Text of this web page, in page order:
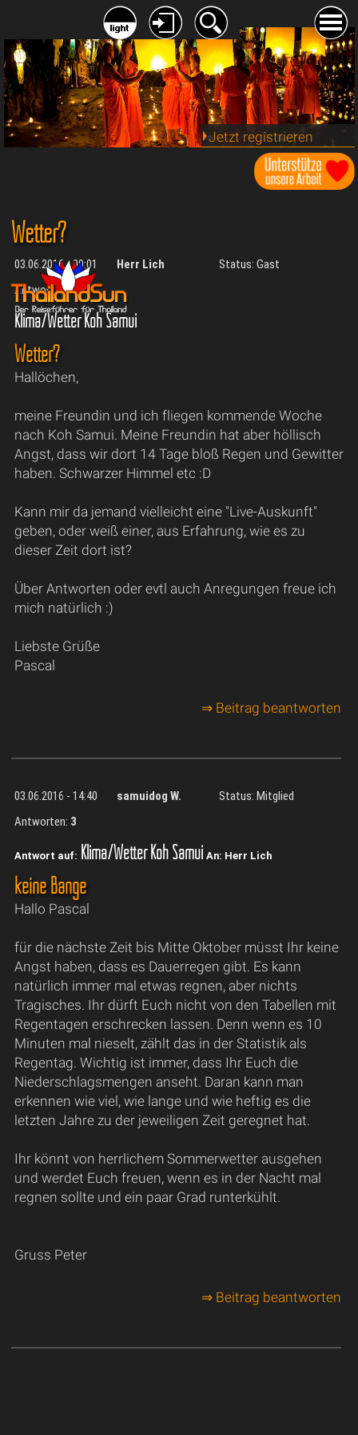
Jetzt registrieren
Wetter?
03.06.2016 - 09:01 Herr Lich
Status: Gast
Antworten:3
Klima/Wetter Koh Samui
Wetter?
Hallöchen,
meine Freundin und ich fliegen kommende Woche
nach Koh Samui. Meine Freundin hat aber höllisch
Angst, dass wir dort 14 Tage bloß Regen und Gewitter
haben. Schwarzer Himmel etc :D
Kann mir da jemand vielleicht eine "Live-Auskunft"
geben, oder weiß einer, aus Erfahrung, wie es zu
dieser Zeit dort ist?
Über Antworten oder evtl auch Anregungen freue ich
mich natürlich :)
Liebste Grüße
Pascal
⇒ Beitrag beantworten
03.06.2016 - 14:40 samuidog W.
Status: Mitglied
Antworten: 3
Antwort auf: Klima/Wetter Koh Samui An: Herr Lich
keine Bange
Hallo Pascal
für die nächste Zeit bis Mitte Oktober müsst Ihr keine
Angst haben, dass es Dauerregen gibt. Es kann
natürlich immer mal etwas regnen, aber nichts
Tragisches. Ihr dürft Euch nicht von den Tabellen mit
Regentagen erschrecken lassen. Denn wenn es 10
Minuten mal nieselt, zählt das in der Statistik als
Regentag. Wichtig ist immer, dass Ihr Euch die
Niederschlagsmengen anseht. Daran kann man
erkennen wie viel, wie lange und wie heftig es die
letzten Jahre zu der jeweiligen Zeit geregnet hat.
Ihr könnt von herrlichem Sommerwetter ausgehen
und werdet Euch freuen, wenn es in der Nacht mal
regnen sollte und ein paar Grad runterkühlt.
Gruss Peter
⇒ Beitrag beantworten